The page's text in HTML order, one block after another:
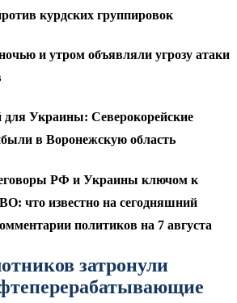
курдских группировок
и утром объявляли угрозу атаки
для Украины: Северокорейские
в Воронежскую область
РФ и Украины ключом к
что известно на сегодняшний
политиков на 7 августа
затронули